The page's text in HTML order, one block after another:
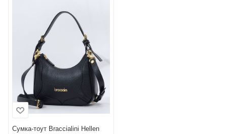
Сумка-тоут Braccialini Hellen